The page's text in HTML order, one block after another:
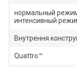
нормальный
интенсивный
Внутрення
Quattro™